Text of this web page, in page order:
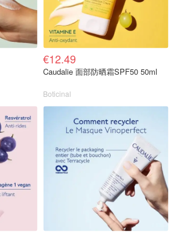
€12.49
Caudalie 面部防晒霜SPF50 50ml
Boticinal